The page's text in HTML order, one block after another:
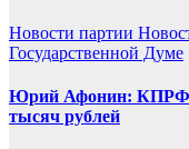
Новости партии
Государственной Думе
Юрий Афонин: КПРФ
тысяч рублей